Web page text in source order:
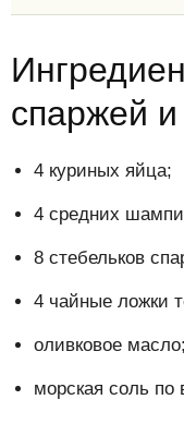
спаржей
4 куриных яйца;
4 средних
8 стебельков
4 чайные ложки
оливковое масло;
морская соль по